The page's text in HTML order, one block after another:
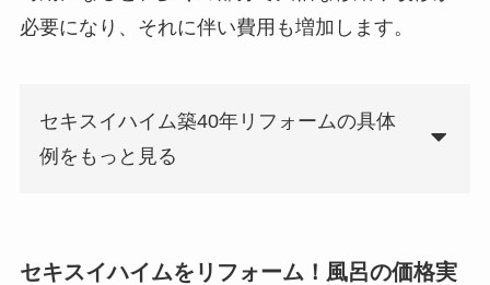
必要になり、それに伴い費用も増加します。
セキスイハイム築40年リフォームの具体
例をもっと見る
セキスイハイムをリフォーム！風呂の価格実